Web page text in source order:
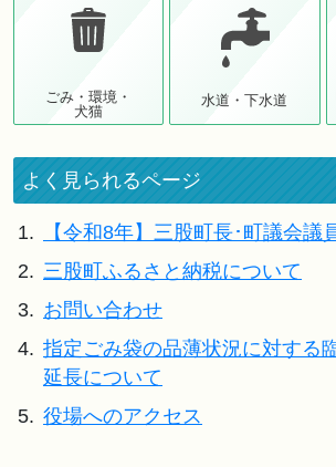
ごみ・環境・
犬猫
水道・下水道
よく見られるページ
1.
【令和8年】三股町長･町議会議
2. 三股町ふるさと納税について
3. お問い合わせ
4. 指定ごみ袋の品薄状況に対する
延長について
5. 役場へのアクセス